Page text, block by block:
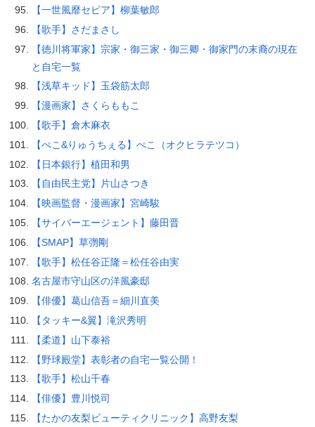
【一世風靡セピア】柳葉敏郎
【歌手】さだまさし
【徳川将軍家】宗家・御三家・御三卿・御家門の末裔の現在
と自宅一覧
【浅草キッド】玉袋筋太郎
【漫画家】さくらももこ
【歌手】倉木麻衣
【ぺこ&りゅうちぇる】ぺこ（オクヒラテツコ）
【日本銀行】植田和男
【自由民主党】片山さつき
【映画監督・漫画家】宮崎駿
【サイバーエージェント】藤田晋
【SMAP】草彅剛
【歌手】松任谷正隆＝松任谷由実
名古屋市守山区の洋風豪邸
【俳優】葛山信吾＝細川直美
【タッキー&翼】滝沢秀明
【柔道】山下泰裕
【野球殿堂】表彰者の自宅一覧公開！
【歌手】松山千春
【俳優】豊川悦司
【たかの友梨ビューティクリニック】高野友梨